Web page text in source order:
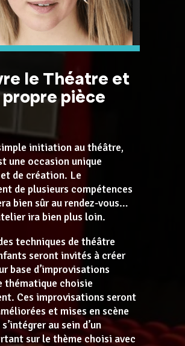
le Théatre et
pièce
initiation au théâtre,
une occasion unique
et de création. Le
de plusieurs compétences
bien sûr au rendez-vous…
ira bien plus loin.
techniques de théâtre
seront invités à créer
base d’improvisations
thématique choisie
Ces improvisations seront
et mises en scène
au sein d’un
sur le thème choisi avec